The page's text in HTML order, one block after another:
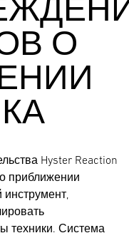
О
Hyster Reaction
приближении
техники. Система